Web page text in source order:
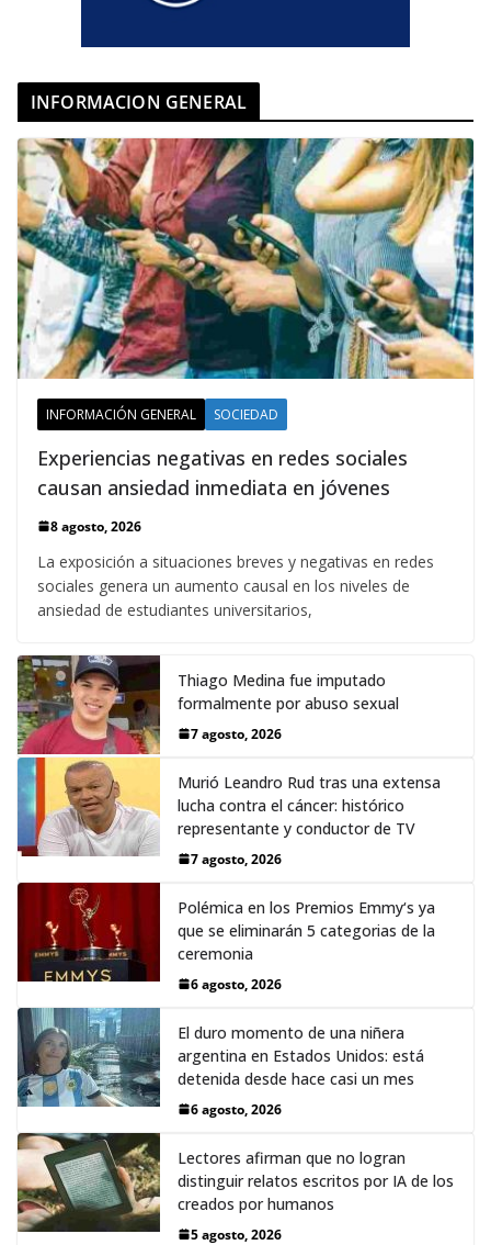
INFORMACION GENERAL
INFORMACIÓN GENERAL SOCIEDAD
Experiencias negativas en redes sociales
causan ansiedad inmediata en jóvenes
8 agosto, 2026
La exposición a situaciones breves y negativas en redes
sociales genera un aumento causal en los niveles de
ansiedad de estudiantes universitarios,
Thiago Medina fue imputado
formalmente por abuso sexual
7 agosto, 2026
Murió Leandro Rud tras una extensa
lucha contra el cáncer: histórico
representante y conductor de TV
7 agosto, 2026
Polémica en los Premios Emmy‘s ya
que se eliminarán 5 categorias de la
ceremonia
6 agosto, 2026
El duro momento de una niñera
argentina en Estados Unidos: está
detenida desde hace casi un mes
6 agosto, 2026
Lectores afirman que no logran
distinguir relatos escritos por IA de los
creados por humanos
5 agosto, 2026